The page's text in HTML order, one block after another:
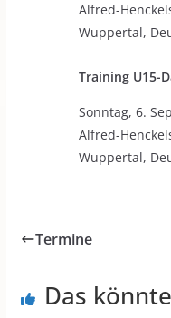
Alfred-
Wuppertal,
Training U15-
Sonntag, 6.
Alfred-
Wuppertal,
Termine
Das